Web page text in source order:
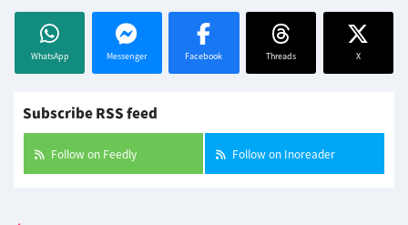
WhatsApp Messenger Facebook Threads X
Subscribe RSS feed
Follow on Feedly Follow on Inoreader